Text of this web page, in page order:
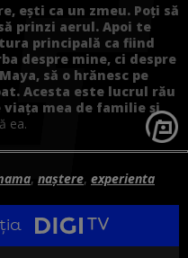
ești ca un zmeu. Poți să
prinzi aerul. Apoi te
principală ca fiind
despre mine, ci despre
să o hrănesc pe
Acesta este lucrul rău
mea de familie și
ea.
, naștere, experienta